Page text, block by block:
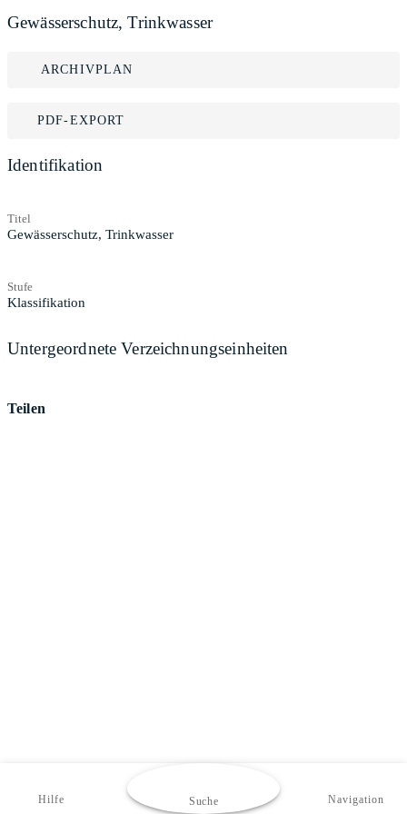
Gewässerschutz, Trinkwasser
ARCHIVPLAN
PDF-EXPORT
Identifikation
Titel
Gewässerschutz, Trinkwasser
Stufe
Klassifikation
Untergeordnete Verzeichnungseinheiten
Teilen
Hilfe Suche Navigation